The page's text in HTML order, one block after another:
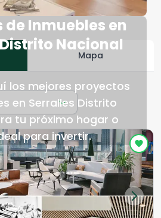
de Inmuebles en
Nacional
los mejores proyectos
en Serralles Distrito
tu próximo hogar o
para invertir.
Mapa